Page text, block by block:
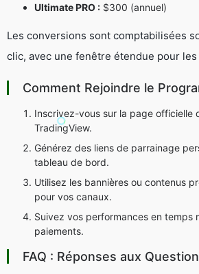
Ultimate PRO : $300 (annuel)
Les conversions sont comptabilisées
clic, avec une fenêtre étendue pour
Comment Rejoindre le
Inscrivez-vous sur la page officielle
TradingView.
Générez des liens de parrainage
tableau de bord.
Utilisez les bannières ou contenus
pour vos canaux.
Suivez vos performances en temps
paiements.
FAQ : Réponses aux